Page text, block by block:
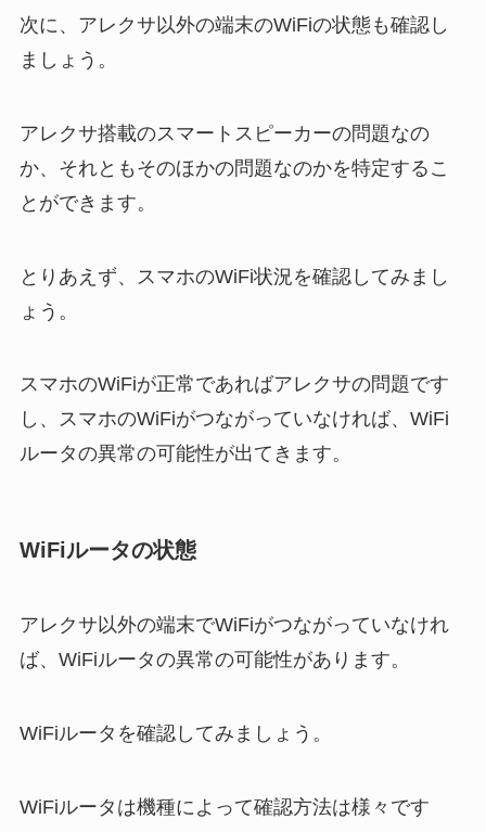
次に、アレクサ以外の端末のWiFiの状態も確認し
ましょう。
アレクサ搭載のスマートスピーカーの問題なの
か、それともそのほかの問題なのかを特定するこ
とができます。
とりあえず、スマホのWiFi状況を確認してみまし
ょう。
スマホのWiFiが正常であればアレクサの問題です
し、スマホのWiFiがつながっていなければ、WiFi
ルータの異常の可能性が出てきます。
WiFiルータの状態
アレクサ以外の端末でWiFiがつながっていなけれ
ば、WiFiルータの異常の可能性があります。
WiFiルータを確認してみましょう。
WiFiルータは機種によって確認方法は様々です